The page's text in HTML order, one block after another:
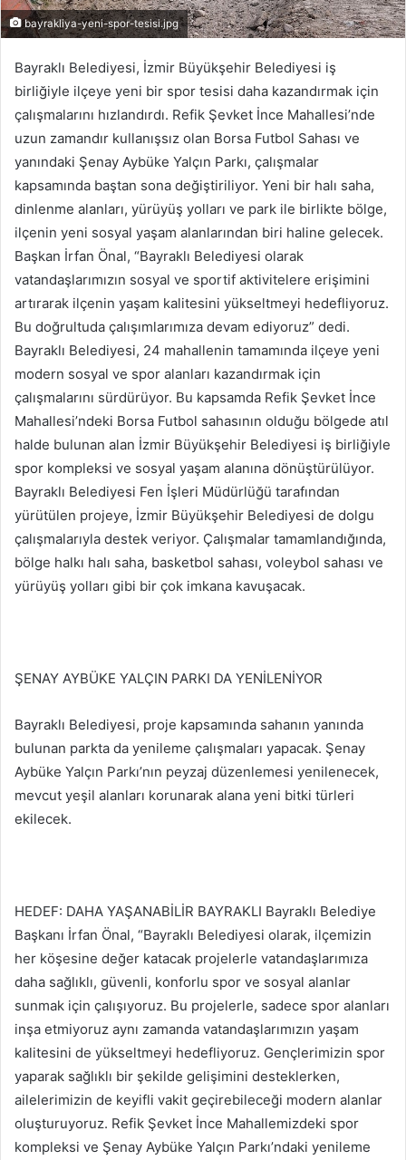
ö
n
e
r
m
e
k
bayrakliya-yeni-spor-tesisi.jpg
Bayraklı Belediyesi, İzmir Büyükşehir Belediyesi iş
birliğiyle ilçeye yeni bir spor tesisi daha kazandırmak için
çalışmalarını hızlandırdı. Refik Şevket İnce Mahallesi’nde
uzun zamandır kullanışsız olan Borsa Futbol Sahası ve
yanındaki Şenay Aybüke Yalçın Parkı, çalışmalar
kapsamında baştan sona değiştiriliyor. Yeni bir halı saha,
dinlenme alanları, yürüyüş yolları ve park ile birlikte bölge,
ilçenin yeni sosyal yaşam alanlarından biri haline gelecek.
Başkan İrfan Önal, “Bayraklı Belediyesi olarak
vatandaşlarımızın sosyal ve sportif aktivitelere erişimini
artırarak ilçenin yaşam kalitesini yükseltmeyi hedefliyoruz.
Bu doğrultuda çalışımlarımıza devam ediyoruz” dedi.
Bayraklı Belediyesi, 24 mahallenin tamamında ilçeye yeni
modern sosyal ve spor alanları kazandırmak için
çalışmalarını sürdürüyor. Bu kapsamda Refik Şevket İnce
Mahallesi’ndeki Borsa Futbol sahasının olduğu bölgede atıl
halde bulunan alan İzmir Büyükşehir Belediyesi iş birliğiyle
spor kompleksi ve sosyal yaşam alanına dönüştürülüyor.
Bayraklı Belediyesi Fen İşleri Müdürlüğü tarafından
yürütülen projeye, İzmir Büyükşehir Belediyesi de dolgu
çalışmalarıyla destek veriyor. Çalışmalar tamamlandığında,
bölge halkı halı saha, basketbol sahası, voleybol sahası ve
yürüyüş yolları gibi bir çok imkana kavuşacak.
ŞENAY AYBÜKE YALÇIN PARKI DA YENİLENİYOR
Bayraklı Belediyesi, proje kapsamında sahanın yanında
bulunan parkta da yenileme çalışmaları yapacak. Şenay
Aybüke Yalçın Parkı’nın peyzaj düzenlemesi yenilenecek,
mevcut yeşil alanları korunarak alana yeni bitki türleri
ekilecek.
HEDEF: DAHA YAŞANABİLİR BAYRAKLI Bayraklı Belediye
Başkanı İrfan Önal, “Bayraklı Belediyesi olarak, ilçemizin
her köşesine değer katacak projelerle vatandaşlarımıza
daha sağlıklı, güvenli, konforlu spor ve sosyal alanlar
sunmak için çalışıyoruz. Bu projelerle, sadece spor alanları
inşa etmiyoruz aynı zamanda vatandaşlarımızın yaşam
kalitesini de yükseltmeyi hedefliyoruz. Gençlerimizin spor
yaparak sağlıklı bir şekilde gelişimini desteklerken,
ailelerimizin de keyifli vakit geçirebileceği modern alanlar
oluşturuyoruz. Refik Şevket İnce Mahallemizdeki spor
kompleksi ve Şenay Aybüke Yalçın Parkı’ndaki yenileme